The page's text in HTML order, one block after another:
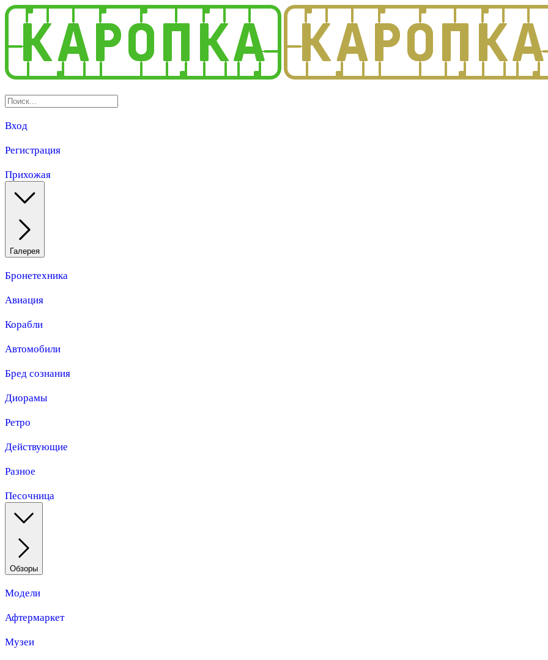
Вход
Регистрация
Прихожая
Галерея
Бронетехника
Авиация
Корабли
Автомобили
Бред сознания
Диорамы
Ретро
Действующие
Разное
Песочница
Обзоры
Модели
Афтермаркет
Музеи